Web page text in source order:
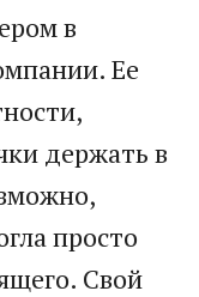
в
Ее
держать в
просто
Свой